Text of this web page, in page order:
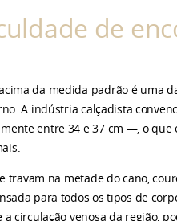
de
da medida padrão é uma
A indústria calçadista
entre 34 e 37 cm —, o que
na metade do cano,
para todos os tipos de
venosa da região,